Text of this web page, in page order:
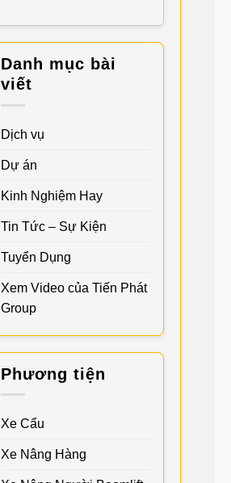
Danh mục bài
viết
Dịch vụ
Dự án
Kinh Nghiệm Hay
Tin Tức – Sự Kiện
Tuyển Dụng
Xem Video của Tiến Phát
Group
Phương tiện
Xe Cẩu
Xe Nâng Hàng